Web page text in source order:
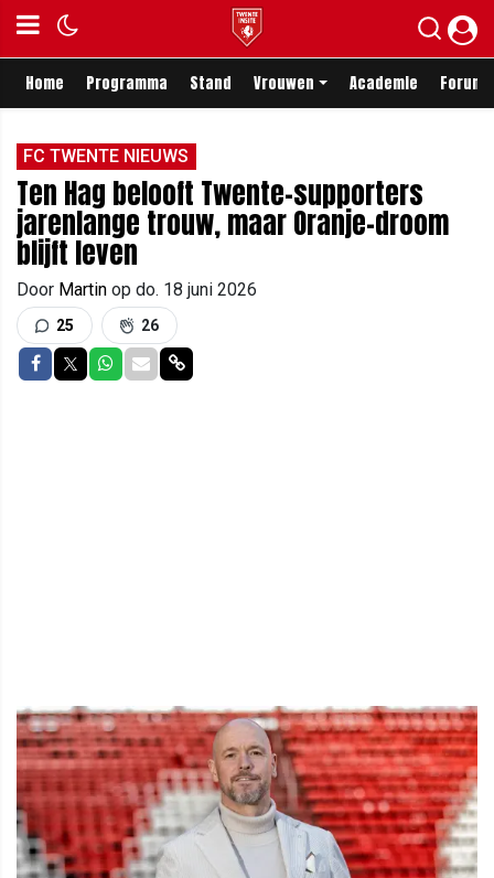
Home Programma Stand Vrouwen Academie Forum
FC TWENTE NIEUWS
Ten Hag belooft Twente-supporters
jarenlange trouw, maar Oranje-droom
blijft leven
Door Martin op do. 18 juni 2026
25 26
Delen op Facebook
Delen op Twitter
Delen op Whatsapp
Delen via Mail
Delen via link